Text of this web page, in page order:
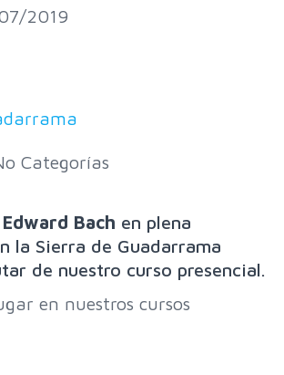
2019
Categorías
Bach en plena
la Sierra de Guadarrama
de nuestro curso presencial.
en nuestros cursos